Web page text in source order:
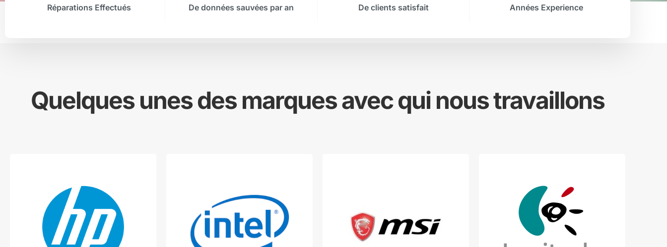
Réparations Effectués De données sauvées par an De clients satisfait Années Experience
Quelques unes des marques avec qui nous travaillons